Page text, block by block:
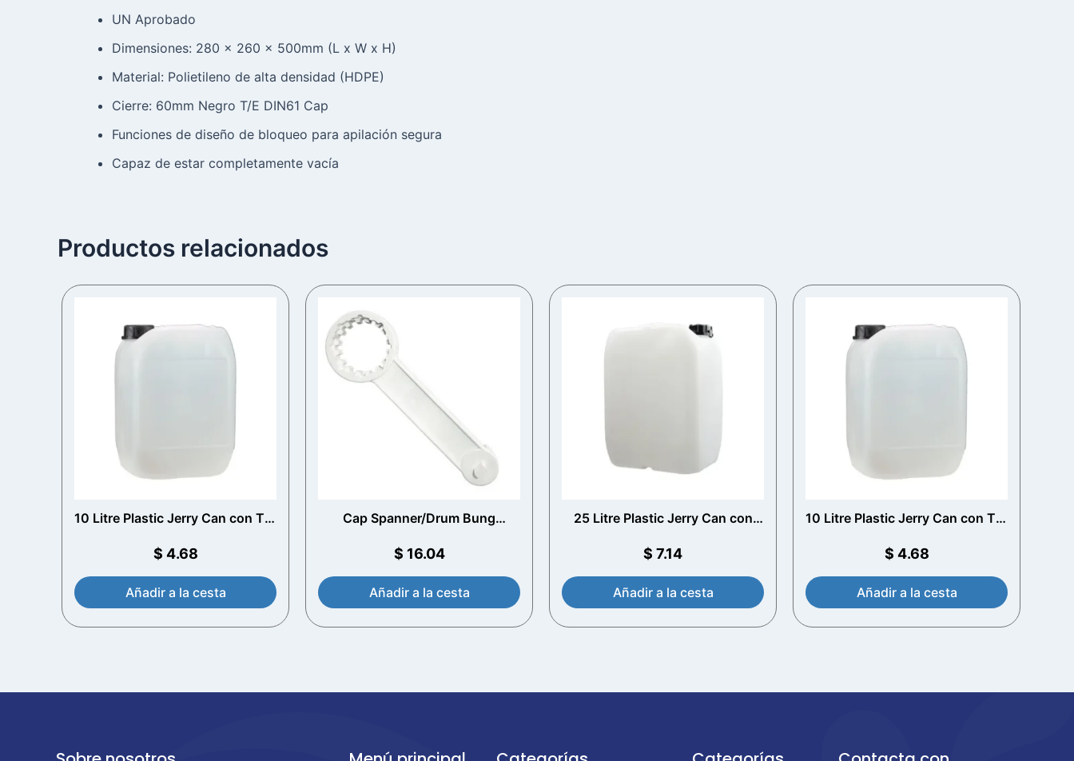
UN Aprobado
Dimensiones: 280 x 260 x 500mm (L x W x H)
Material: Polietileno de alta densidad (HDPE)
Cierre: 60mm Negro T/E DIN61 Cap
Funciones de diseño de bloqueo para apilación segura
Capaz de estar completamente vacía
Productos relacionados
10 Litre Plastic Jerry Can con T/E
$ 4.68
Añadir a la cesta
Cap Spanner/Drum Bung
Jerry Cans 51 + 61mm Dia
$ 16.04
Añadir a la cesta
25 Litre Plastic Jerry Can con
$ 7.14
Añadir a la cesta
10 Litre Plastic Jerry Can con T/E
$ 4.68
Añadir a la cesta